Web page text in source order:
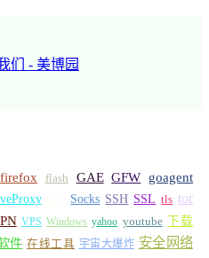
们 - 美博园
firefox flash GAE GFW
goagent
Socks SSH SSL tls tor
VPS Windows yahoo youtube 下载
件 在线工具 宇宙大爆炸 安全网络